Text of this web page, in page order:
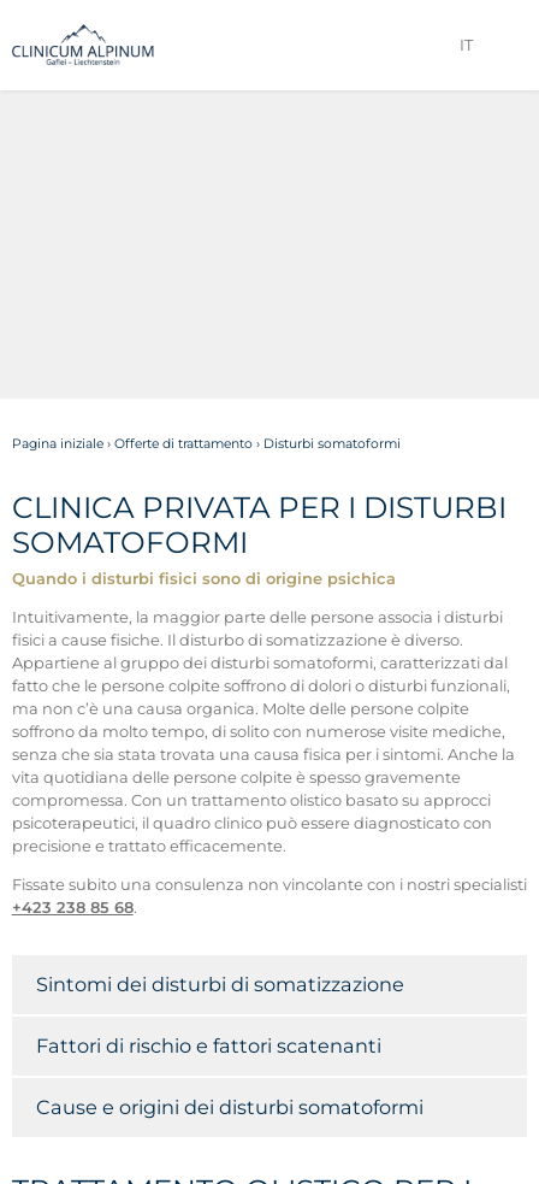
IT
Pagina iniziale› Offerte di trattamento› Disturbi somatoformi
CLINICA PRIVATA PER I DISTURBI
SOMATOFORMI
Quando i disturbi fisici sono di origine psichica
Intuitivamente, la maggior parte delle persone associa i disturbi
fisici a cause fisiche. Il disturbo di somatizzazione è diverso.
Appartiene al gruppo dei disturbi somatoformi, caratterizzati dal
fatto che le persone colpite soffrono di dolori o disturbi funzionali,
ma non c’è una causa organica. Molte delle persone colpite
soffrono da molto tempo, di solito con numerose visite mediche,
senza che sia stata trovata una causa fisica per i sintomi. Anche la
vita quotidiana delle persone colpite è spesso gravemente
compromessa. Con un trattamento olistico basato su approcci
psicoterapeutici, il quadro clinico può essere diagnosticato con
precisione e trattato efficacemente.
Fissate subito una consulenza non vincolante con i nostri specialisti
+423 238 85 68.
Sintomi dei disturbi di somatizzazione
Fattori di rischio e fattori scatenanti
Cause e origini dei disturbi somatoformi